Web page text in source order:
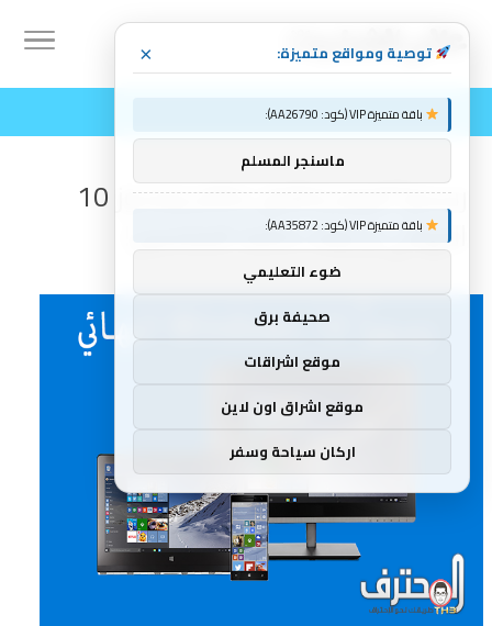
رسمياً اليوم إطلاق نظام ويندوز 10
النهائي و إليك كافة التفاصيل!
توصية ومواقع متميزة: ×
باقة متميزة VIP (كود: AA26790):
ماسنجر المسلم
باقة متميزة VIP (كود: AA35872):
ضوء التعليمي
صحيفة برق
موقع اشراقات
موقع اشراق اون لاين
اركان سياحة وسفر